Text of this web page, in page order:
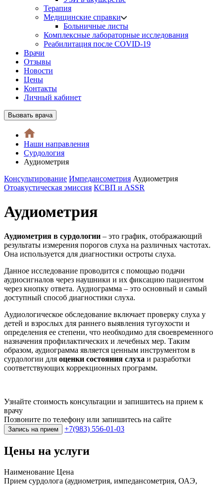
Терапия
Медицинские справки
Больничные листы
Комплексные лабораторные исследования
Реабилитация после COVID-19
Врачи
Отзывы
Новости
Цены
Контакты
Личный кабинет
Вызвать врача
Наши направления
Сурдология
Аудиометрия
Консультирование Импедансометрия Аудиометрия
Отоакустическая эмиссия КСВП и ASSR
Аудиометрия
Аудиометрия в сурдологии – это график, отображающий
результаты измерения порогов слуха на различных частотах.
Она используется для диагностики остроты слуха.
Данное исследование проводится с помощью подачи
аудиосигналов через наушники и их фиксацию пациентом
через кнопку ответа. Аудиограмма – это основный и самый
доступный способ диагностики слуха.
Аудиологическое обследование включает проверку слуха у
детей и взрослых для раннего выявления тугоухости и
определения ее степени, что необходимо для своевременного
назначения профилактических и лечебных мер. Таким
образом, аудиограмма является ценным инструментом в
сурдологии для оценки состояния слуха и разработки
соответствующих коррекционных программ.
Узнайте стоимость консультации и запишитесь на прием к
врачу
Позвоните по телефону или запишитесь на сайте
Запись на прием +7(983) 556-01-03
Цены на услуги
Наименование Цена
Прием сурдолога (аудиометрия, импедансометрия, ОАЭ,